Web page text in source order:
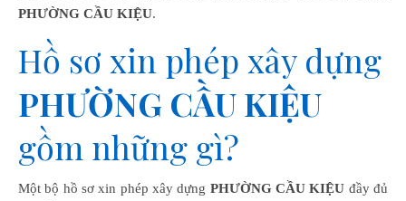
PHƯỜNG CẦU KIỆU.
Hồ sơ xin phép xây dựng
PHƯỜNG CẦU KIỆU
gồm những gì?
Một bộ hồ sơ xin phép xây dựng PHƯỜNG CẦU KIỆU đầy đủ